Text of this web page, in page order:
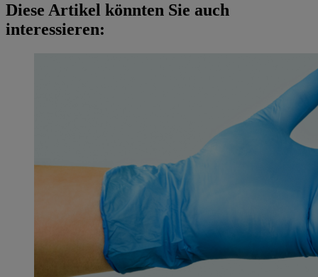
Diese Artikel könnten Sie auch
interessieren: